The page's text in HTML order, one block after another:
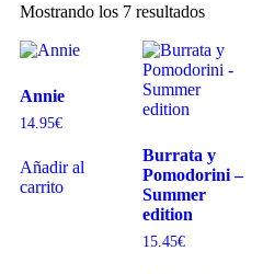
Mostrando los 7 resultados
Annie
14.95€
Añadir al
carrito
Burrata y
Pomodorini –
Summer
edition
15.45€